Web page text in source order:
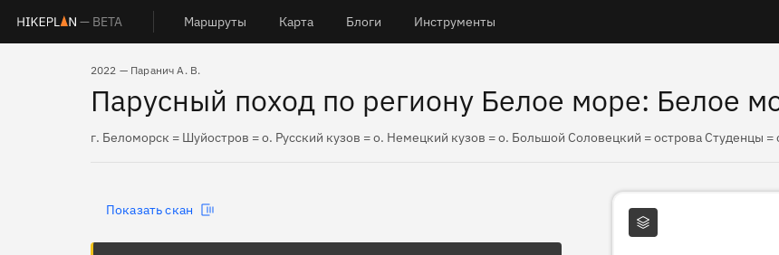
— BETA Маршруты Карта Блоги Инструменты
2022 — Паранич А. В.
Парусный поход по региону Белое море: Белое
г. Беломорск = Шуйостров = о. Русский кузов = о. Немецкий кузов = о. Большой Соловецкий = острова Студенцы
Показать скан